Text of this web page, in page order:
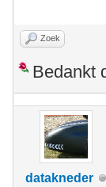
Zoek
Bedankt
datakneder